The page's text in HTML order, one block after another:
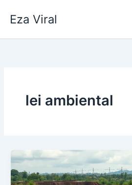
Eza Viral
lei ambiental